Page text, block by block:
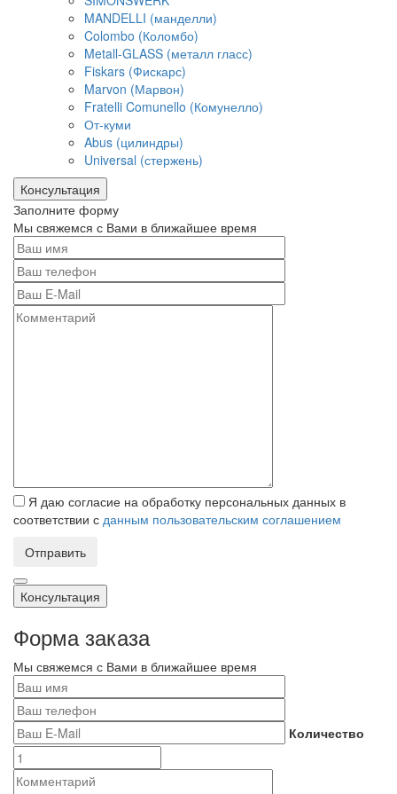
MANDELLI (манделли)
Colombo (Коломбо)
Metall-GLASS (металл гласс)
Fiskars (Фискарс)
Marvon (Марвон)
Fratelli Comunello (Комунелло)
От-куми
Abus (цилиндры)
Universal (стержень)
Консультация
Заполните форму
Мы свяжемся с Вами в ближайшее время
Я даю согласие на обработку персональных данных в
соответствии с данным пользовательским соглашением
Отправить
Консультация
Форма заказа
Мы свяжемся с Вами в ближайшее время
Количество